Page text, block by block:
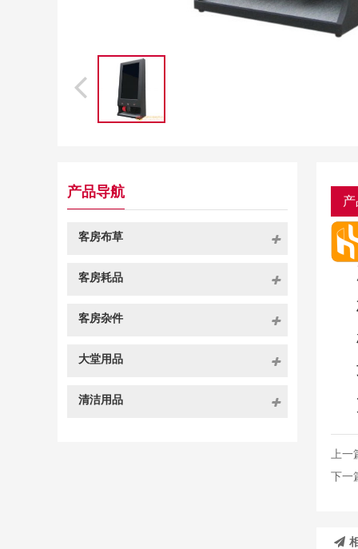
上一
下一
产品导航
客房布草
客房耗品
客房杂件
大堂用品
清洁用品